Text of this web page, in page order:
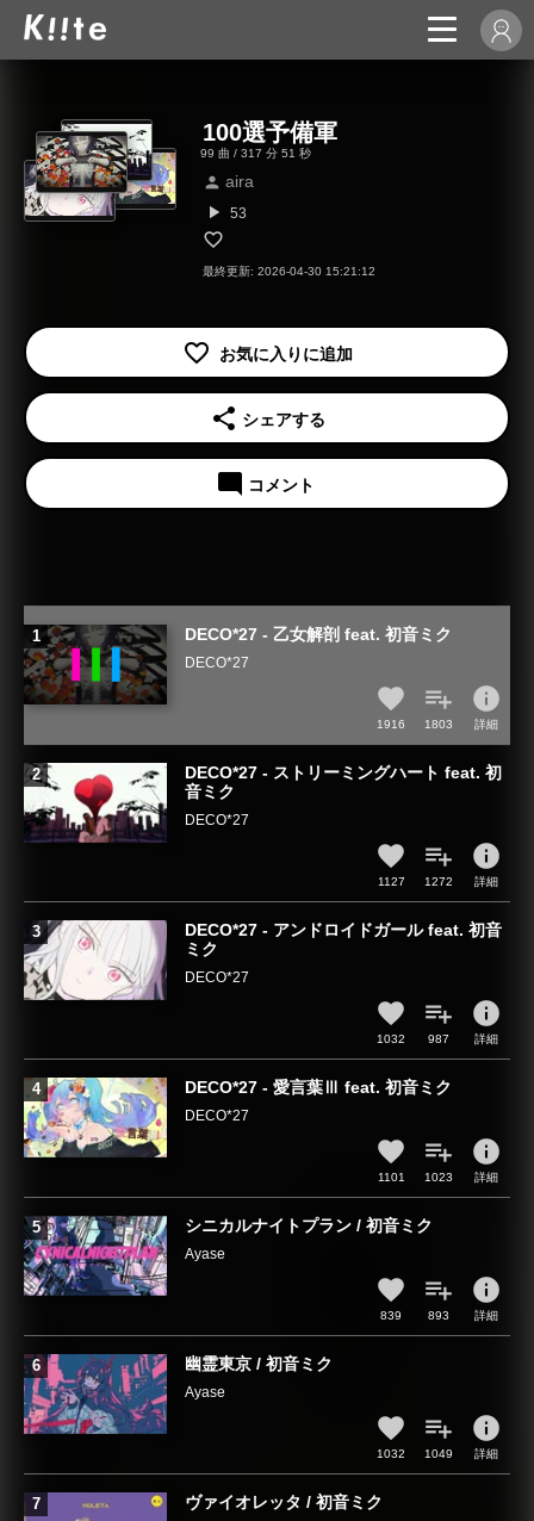
100選予備軍
99 曲 / 317 分 51 秒
person aira
play_arrow 53
最終更新: 2026-04-30 15:21:12
share シェアする
mode_comment コメント
DECO*27 - 乙女解剖 feat. 初音ミク
DECO*27
1916 1803
info
詳細
DECO*27 - ストリーミングハート feat. 初
音ミク
DECO*27
1127 1272
info
詳細
DECO*27 - アンドロイドガール feat. 初音
ミク
DECO*27
1032 987
info
詳細
DECO*27 - 愛言葉Ⅲ feat. 初音ミク
DECO*27
1101 1023
info
詳細
シニカルナイトプラン / 初音ミク
Ayase
839 893
info
詳細
幽霊東京 / 初音ミク
Ayase
1032 1049
info
詳細
ヴァイオレッタ / 初音ミク